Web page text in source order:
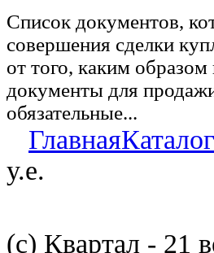
Список документов,
совершения сделки
от того, каким
документы для
обязательные...
ГлавнаяКаталог
у.е.
(с) Квартал - 21